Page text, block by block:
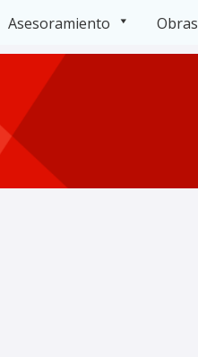
Asesoramiento Obras